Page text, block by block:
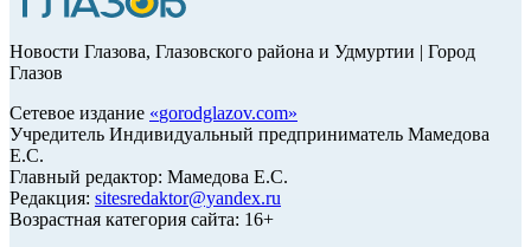
Новости Глазова, Глазовского района и Удмуртии | Город
Глазов
Сетевое издание «gorodglazov.com»
Учредитель Индивидуальный предприниматель Мамедова
Е.С.
Главный редактор: Мамедова Е.С.
Редакция: sitesredaktor@yandex.ru
Возрастная категория сайта: 16+